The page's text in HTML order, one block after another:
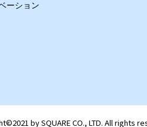
ーション
by SQUARE CO., LTD. All rights